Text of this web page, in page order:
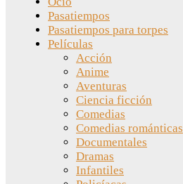
Pasatiempos
Pasatiempos para torpes
Películas
Acción
Anime
Aventuras
Ciencia ficción
Comedias
Comedias románticas
Documentales
Dramas
Infantiles